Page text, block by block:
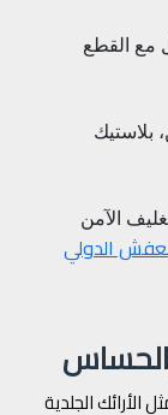
مع القطع
بلاستيك
الآمن
الدولي
الجلدية